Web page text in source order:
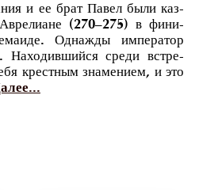
и ее брат Павел бы­ли каз­
(270–275) в фини­
Од­на­жды им­пе­ра­тор
На­хо­див­ший­ся сре­ди встре­
крест­ным зна­ме­ни­ем, и это